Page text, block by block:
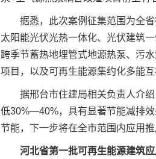
据悉，此次案例征集范围为全
太阳能光伏光热一体化、光伏建筑
跨季节蓄热地埋管式地源热泵、污
项目，以及可再生能源集约化多能互
据邢台市住建局相关负责人介
低30%—40%，具有显著节能减排
节能，下一步将在全市范围内应用推
河北省第一批可再生能源建筑